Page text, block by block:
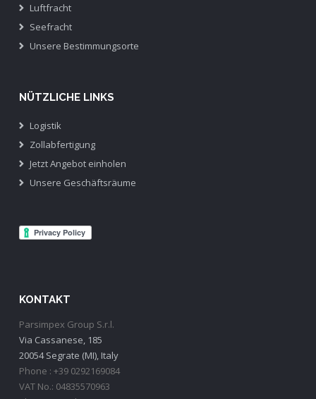
Luftfracht
Seefracht
Unsere Bestimmungsorte
NÜTZLICHE LINKS
Logistik
Zollabfertigung
Jetzt Angebot einholen
Unsere Geschäftsräume
KONTAKT
Parsimpex Group S.r.l.
Via Cassanese, 185
20054 Segrate (MI), Italy
Phone : +39 0292169084
VAT No.: 04835570963